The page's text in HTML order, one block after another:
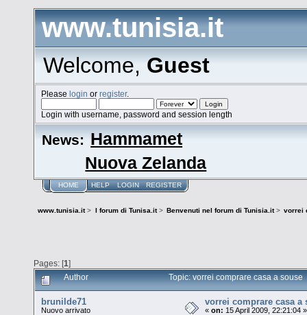
www.tunisia.it
Welcome,Guest
Pleaselogin orregister.
Login with username, password and session length
News: Hammamet
Nuova Zelanda
HOME HELP LOGIN REGISTER
www.tunisia.it> I forum di Tunisa.it> Benvenuti nel forum di Tunisia.it> vorrei
Pages: [1]
Author Topic: vorrei comprare casa a
brunilde71
Nuovo arrivato
vorrei comprare casa a
«on: 15 April 2009, 22:21:04 »